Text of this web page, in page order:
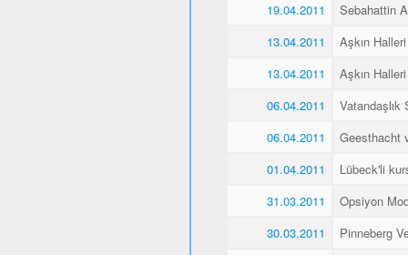
19.04.2011
Sebahattin
13.04.2011
Aşkın Halleri
13.04.2011
Aşkın
06.04.2011
Vatandaşlık
06.04.2011
Geesthacht
01.04.2011
Lübeck'li
31.03.2011
Opsiyon
30.03.2011
Pinneberg